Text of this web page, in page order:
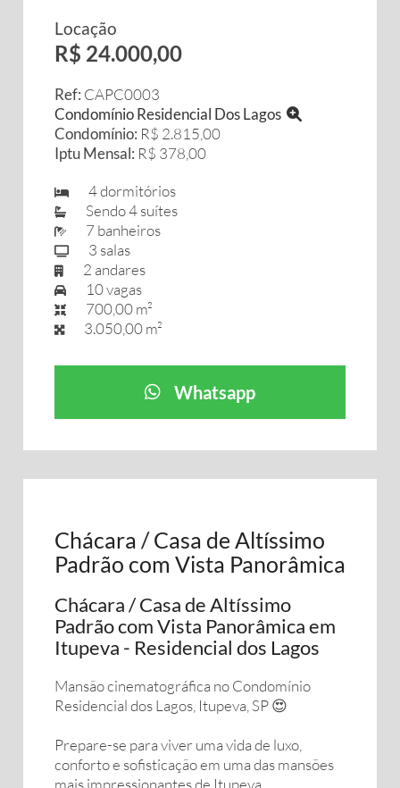
Locação
R$ 24.000,00
Ref: CAPC0003
Condomínio Residencial Dos Lagos
Condomínio: R$ 2.815,00
Iptu Mensal: R$ 378,00
4 dormitórios
Sendo 4 suítes
7 banheiros
3 salas
2 andares
10 vagas
700,00 m²
3.050,00 m²
Whatsapp
Chácara / Casa de Altíssimo
Padrão com Vista Panorâmica
Chácara / Casa de Altíssimo
Padrão com Vista Panorâmica em
Itupeva - Residencial dos Lagos
Mansão cinematográfica no Condomínio
Residencial dos Lagos, Itupeva, SP 😍
Prepare-se para viver uma vida de luxo,
conforto e sofisticação em uma das mansões
mais impressionantes de Itupeva.